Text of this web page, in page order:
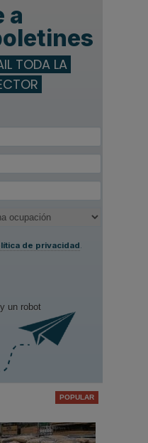
a
TODA LA
de privacidad.
un robot